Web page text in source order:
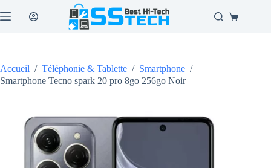
au
Panier
Accueil / Téléphonie & Tablette / Smartphone /
Smartphone Tecno spark 20 pro 8go 256go Noir